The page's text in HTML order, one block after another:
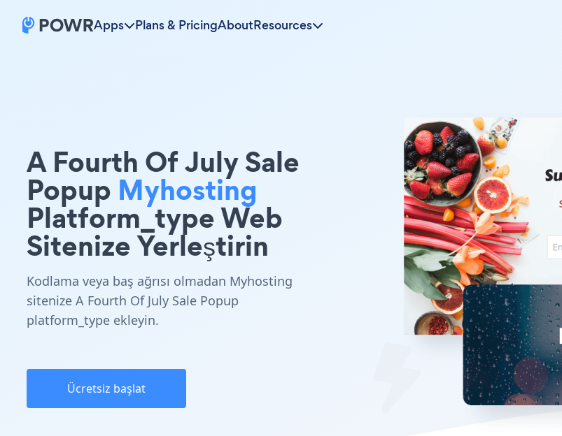
Apps Plans & PricingAboutResources
A Fourth Of July Sale
Popup Myhosting
Platform_type Web
Sitenize Yerleştirin
Kodlama veya baş ağrısı olmadan Myhosting
sitenize A Fourth Of July Sale Popup
platform_type ekleyin.
Ücretsiz başlat